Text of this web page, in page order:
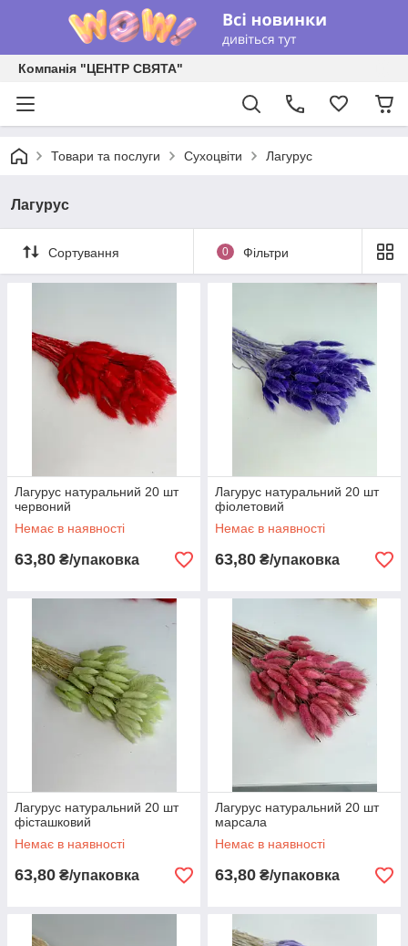
Компанія "ЦЕНТР СВЯТА"
Товари та послуги Сухоцвіти Лагурус
Лагурус
Сортування 0 Фільтри
Лагурус натуральний 20 шт
червоний
Немає в наявності
63,80 ₴/упаковка
Лагурус натуральний 20 шт
фіолетовий
Немає в наявності
63,80 ₴/упаковка
Лагурус натуральний 20 шт
фісташковий
Немає в наявності
63,80 ₴/упаковка
Лагурус натуральний 20 шт
марсала
Немає в наявності
63,80 ₴/упаковка